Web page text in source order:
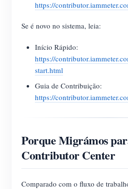
https://
Se é novo no sistema, leia:
Início Rápido:
https://
start.html
Guia de Contribuição:
https://
Porque Migrámos
Contributor Center
Comparado com o fluxo de